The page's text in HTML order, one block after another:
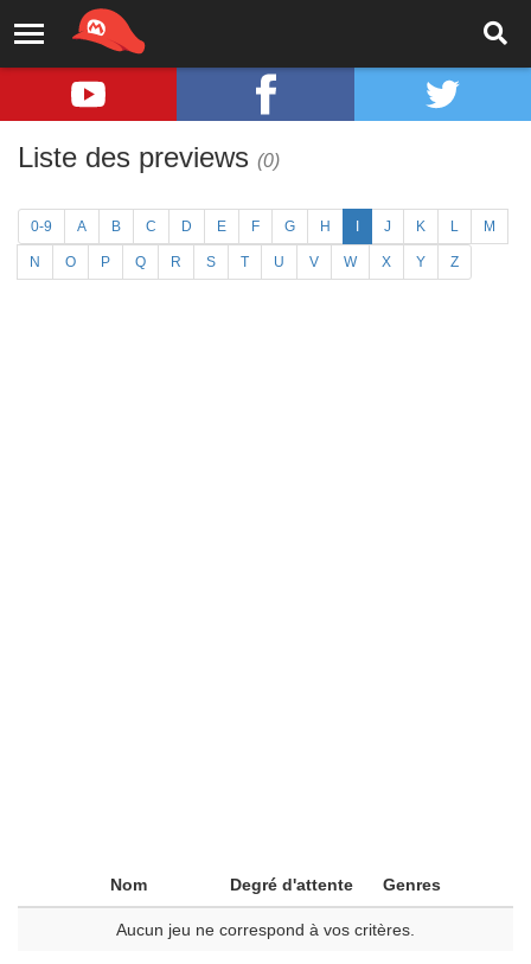
Liste des previews (0)
0-9 A B C D E F G H J K L M
N O P Q R S T U V W X Y Z
Nom Degré d'attente Genres
Aucun jeu ne correspond à vos critères.